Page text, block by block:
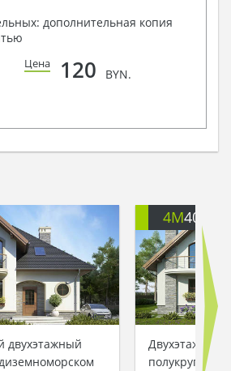
дополнительная копия
Цена 120 BYN.
двухэтажный
4M401
Двухэтажный